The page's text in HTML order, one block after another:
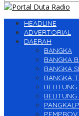
HEADLINE
ADVERTORIAL
DAERAH
BANGKA
BANGKA
BANGKA
BANGKA
BELITUNG